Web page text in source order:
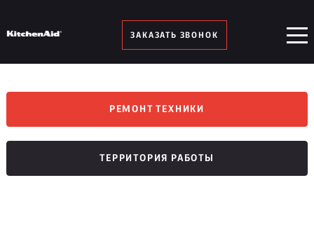
ЗАКАЗАТЬ ЗВОНОК
РЕМОНТ ТЕХНИКИ
ТЕРРИТОРИЯ РАБОТЫ